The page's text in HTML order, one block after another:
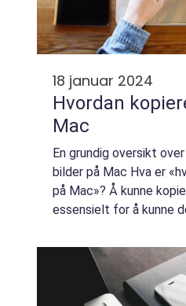
18 januar 2024
Hvordan
Mac
En grundig oversikt
bilder på Mac Hva er
på Mac»? Å kunne
essensielt for å kunne
velge ønsket bilde,